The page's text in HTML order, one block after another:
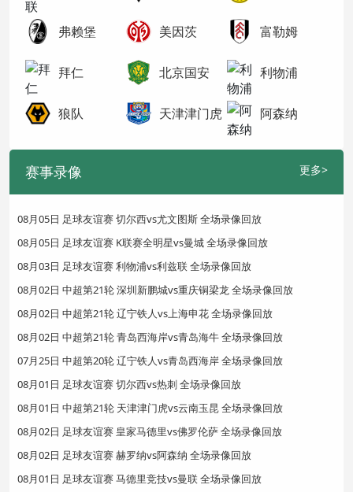
弗赖堡 美因茨 富勒姆
拜仁 北京国安 利物浦
狼队 天津津门虎 阿森纳
赛事录像 更多>
08月05日 足球友谊赛 切尔西vs尤文图斯 全场录像回放
08月05日 足球友谊赛 K联赛全明星vs曼城 全场录像回放
08月03日 足球友谊赛 利物浦vs利兹联 全场录像回放
08月02日 中超第21轮 深圳新鹏城vs重庆铜梁龙 全场录像回放
08月02日 中超第21轮 辽宁铁人vs上海申花 全场录像回放
08月02日 中超第21轮 青岛西海岸vs青岛海牛 全场录像回放
07月25日 中超第20轮 辽宁铁人vs青岛西海岸 全场录像回放
08月01日 足球友谊赛 切尔西vs热刺 全场录像回放
08月01日 中超第21轮 天津津门虎vs云南玉昆 全场录像回放
08月02日 足球友谊赛 皇家马德里vs佛罗伦萨 全场录像回放
08月02日 足球友谊赛 赫罗纳vs阿森纳 全场录像回放
08月01日 足球友谊赛 马德里竞技vs曼联 全场录像回放